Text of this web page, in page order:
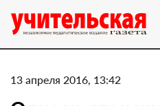
13 апреля 2016, 13:42